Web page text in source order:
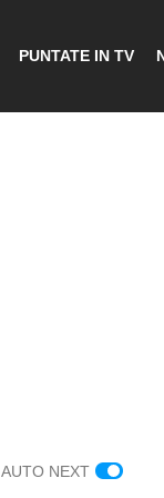
PUNTATE IN TV
AUTO NEXT